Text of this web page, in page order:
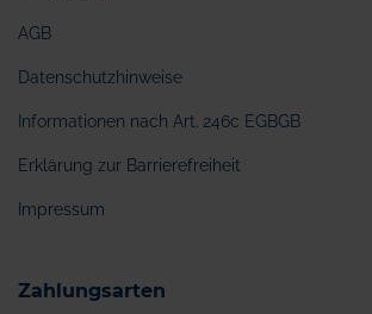
AGB
Datenschutzhinweise
Informationen nach Art. 246c EGBGB
Erklärung zur Barrierefreiheit
Impressum
Zahlungsarten